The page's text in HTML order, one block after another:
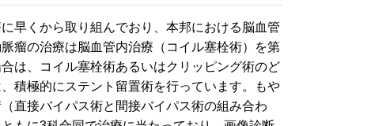
早くから取り組んでおり、本邦における脳血管
瘤の治療は脳血管内治療（コイル塞栓術）を第
は、コイル塞栓術あるいはクリッピング術のど
積極的にステント留置術を行っています。もや
直接バイパス術と間接バイパス術の組み合わ